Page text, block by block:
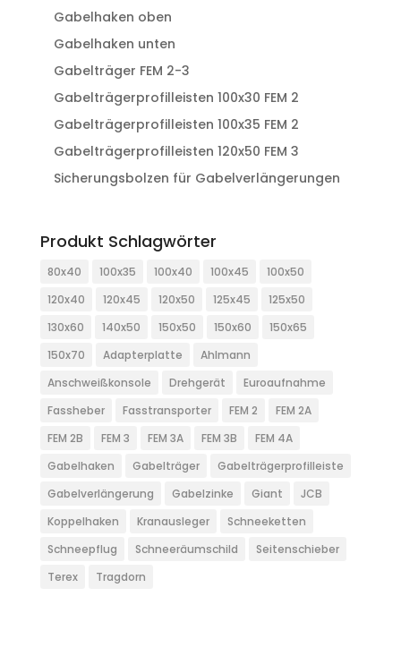
Gabelhaken oben
Gabelhaken unten
Gabelträger FEM 2-3
Gabelträgerprofilleisten 100x30 FEM 2
Gabelträgerprofilleisten 100x35 FEM 2
Gabelträgerprofilleisten 120x50 FEM 3
Sicherungsbolzen für Gabelverlängerungen
Produkt Schlagwörter
80x40 100x35 100x40 100x45
100x50
120x40
120x45 120x50 125x45
125x50
130x60
140x50 150x50 150x60
150x65
150x70
Adapterplatte
Ahlmann
Anschweißkonsole
Drehgerät
Euroaufnahme
Fassheber
Fasstransporter FEM 2
FEM 2A
FEM 2B
FEM 3 FEM 3A FEM 3B
FEM 4A
Gabelhaken
Gabelträger
Gabelträgerprofilleiste
Gabelverlängerung
Gabelzinke Giant
JCB
Koppelhaken
Kranausleger
Schneeketten
Schneepflug
Schneeräumschild
Seitenschieber
Terex
Tragdorn